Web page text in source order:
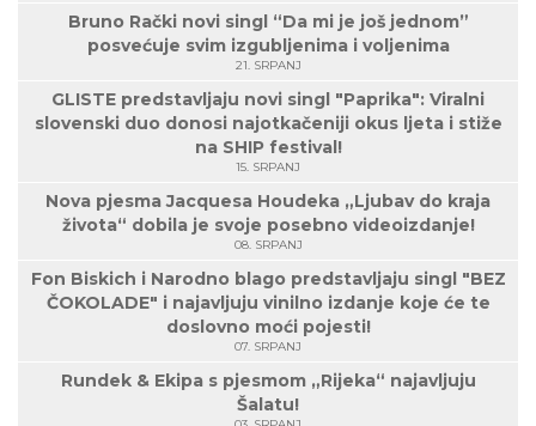
Bruno Rački novi singl “Da mi je još jednom”
posvećuje svim izgubljenima i voljenima
21. SRPANJ
GLISTE predstavljaju novi singl "Paprika": Viralni
slovenski duo donosi najotkačeniji okus ljeta i stiže
na SHIP festival!
15. SRPANJ
Nova pjesma Jacquesa Houdeka „Ljubav do kraja
života“ dobila je svoje posebno videoizdanje!
08. SRPANJ
Fon Biskich i Narodno blago predstavljaju singl "BEZ
ČOKOLADE" i najavljuju vinilno izdanje koje će te
doslovno moći pojesti!
07. SRPANJ
Rundek & Ekipa s pjesmom „Rijeka“ najavljuju
Šalatu!